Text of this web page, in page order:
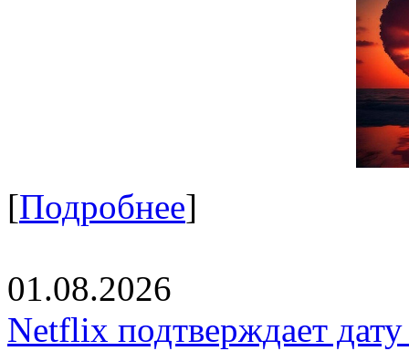
[Подробнее]
01.08.2026
Netflix подтверждает